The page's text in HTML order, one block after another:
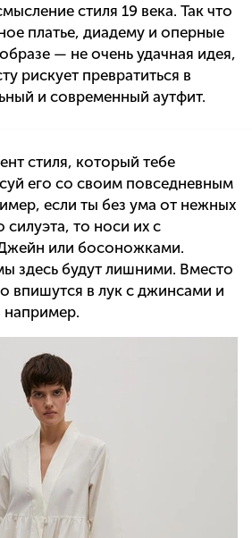
стиля 19 века. Так что
платье, диадему и оперные
— не очень удачная идея,
рискует превратиться в
и современный аутфит.
стиля, который тебе
его со своим повседневным
если ты без ума от нежных
силуэта, то носи их с
или босоножками.
здесь будут лишними. Вместо
впишутся в лук с джинсами и